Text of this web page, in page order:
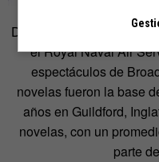
Durante la Primera
el Royal Naval Air
espectáculos de
novelas fueron la base
años en Guildford,
novelas, con un
parte